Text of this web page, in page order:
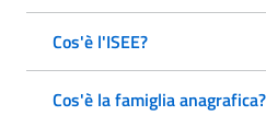
Cos'è l'ISEE?
Cos'è la famiglia anagrafica?